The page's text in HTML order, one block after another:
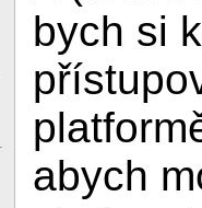
bych si
abych